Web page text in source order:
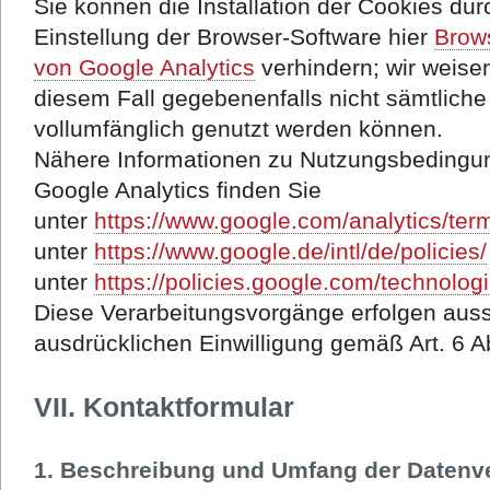
Sie können die Installation der Cookies
Einstellung der Browser-Software hier
von Google Analytics verhindern; wir
diesem Fall gegebenenfalls nicht
vollumfänglich genutzt werden können.
Nähere Informationen zu
Google Analytics finden Sie
unter https://www.google.com/analytics/
unter https://www.google.de/intl/de/policies/
unter https://policies.google.com/
Diese Verarbeitungsvorgänge erfolgen
ausdrücklichen Einwilligung gemäß Art. 6
VII. Kontaktformular
1. Beschreibung und Umfang der